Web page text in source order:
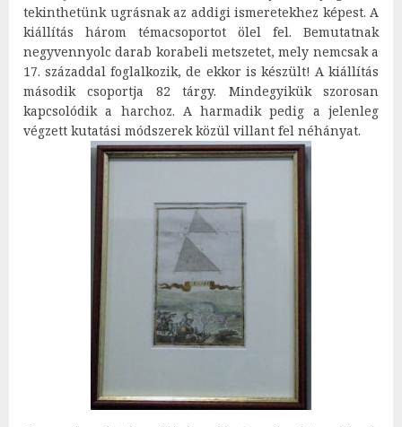
tekinthetünk ugrásnak az addigi ismeretekhez képest. A
kiállítás három témacsoportot ölel fel. Bemutatnak
negyvennyolc darab korabeli metszetet, mely nemcsak a
17. századdal foglalkozik, de ekkor is készült! A kiállítás
második csoportja 82 tárgy. Mindegyikük szorosan
kapcsolódik a harchoz. A harmadik pedig a jelenleg
végzett kutatási módszerek közül villant fel néhányat.